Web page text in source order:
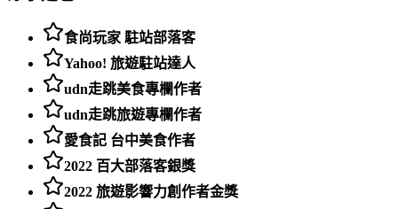
食尚玩家 駐站部落客
Yahoo! 旅遊駐站達人
udn走跳美食專欄作者
udn走跳旅遊專欄作者
愛食記 台中美食作者
2022 百大部落客銀獎
2022 旅遊影響力創作者金獎